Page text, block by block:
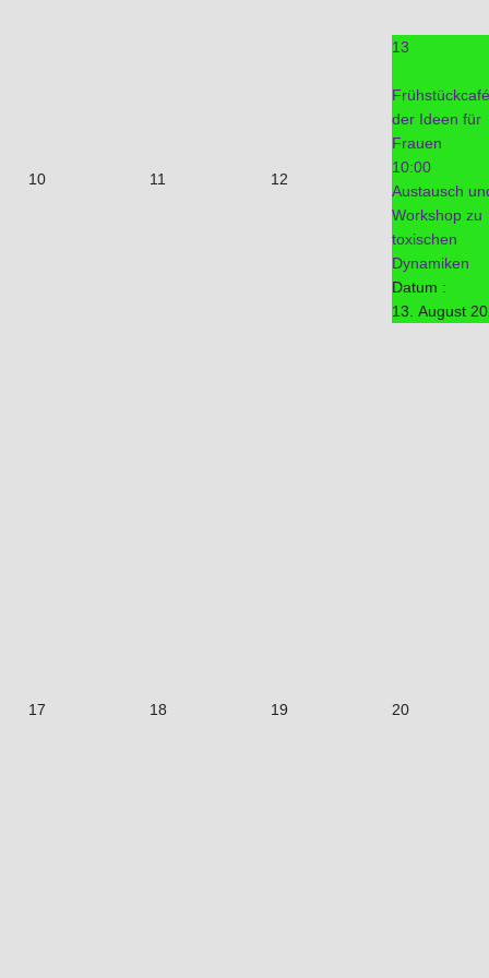
10 11 12
13
Frühstückcafé
der Ideen für
Frauen
10:00
Austausch
Workshop zu
toxischen
Dynamiken
Datum :
13. August
17 18 19 20